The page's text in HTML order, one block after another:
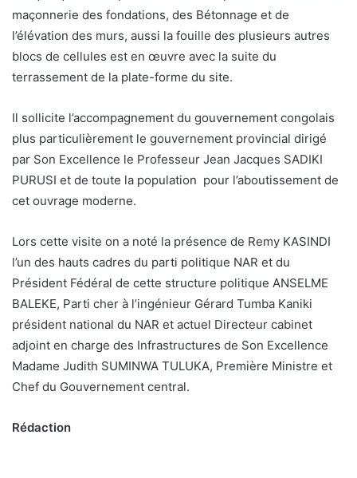
maçonnerie des fondations, des Bétonnage et de
l’élévation des murs, aussi la fouille des plusieurs autres
blocs de cellules est en œuvre avec la suite du
terrassement de la plate-forme du site.
Il sollicite l’accompagnement du gouvernement congolais
plus particulièrement le gouvernement provincial dirigé
par Son Excellence le Professeur Jean Jacques SADIKI
PURUSI et de toute la population pour l’aboutissement de
cet ouvrage moderne.
Lors cette visite on a noté la présence de Remy KASINDI
l’un des hauts cadres du parti politique NAR et du
Président Fédéral de cette structure politique ANSELME
BALEKE, Parti cher à l’ingénieur Gérard Tumba Kaniki
président national du NAR et actuel Directeur cabinet
adjoint en charge des Infrastructures de Son Excellence
Madame Judith SUMINWA TULUKA, Première Ministre et
Chef du Gouvernement central.
Rédaction